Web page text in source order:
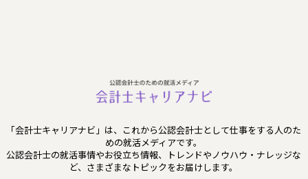
「会計士キャリアナビ」は、これから公認会計士として仕事をする人のた
めの就活メディアです。
公認会計士の就活事情やお役立ち情報、トレンドやノウハウ・ナレッジな
ど、さまざまなトピックをお届けします。